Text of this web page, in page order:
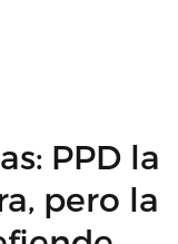
PPD la
pero la